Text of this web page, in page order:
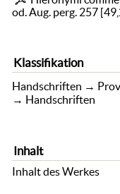
od. Aug. perg. 257 [
Klassifikation
Handschriften →
→ Handschriften
Inhalt
Inhalt des Werkes